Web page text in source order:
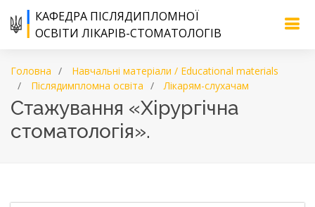
КАФЕДРА ПІСЛЯДИПЛОМНОЇ
ОСВІТИ ЛІКАРІВ-СТОМАТОЛОГІВ
Головна
Навчальні матеріали / Educational materials
Післядимпломна освіта
Лікарям-слухачам
Стажування «Хірургічна
стоматологія».